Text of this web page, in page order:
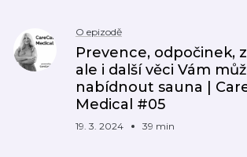
O epizodě
Prevence, odpočinek,
ale i další věci Vám
nabídnout sauna |
Medical #05
19. 3. 2024 39 min